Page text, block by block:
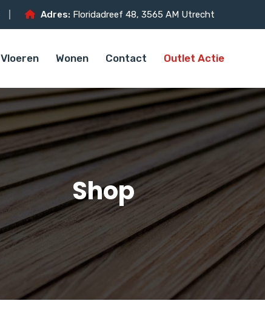
Adres: Floridadreef 48, 3565 AM Utrecht
Vloeren Wonen Contact Outlet Actie
Shop